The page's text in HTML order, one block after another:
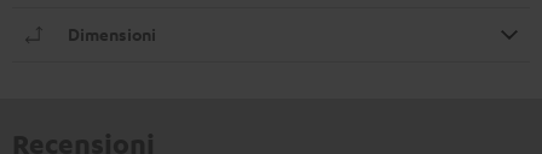
Dimensioni